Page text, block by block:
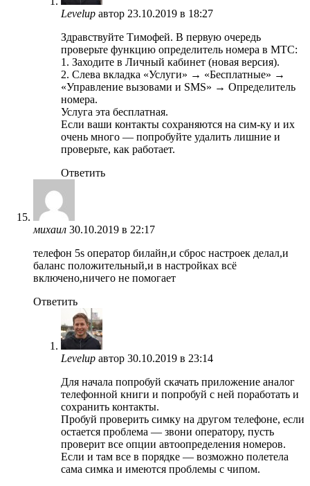
Levelup автор 23.10.2019 в 18:27
Здравствуйте Тимофей. В первую очередь
проверьте функцию определитель номера в МТС:
1. Заходите в Личный кабинет (новая версия).
2. Слева вкладка «Услуги» → «Бесплатные» →
«Управление вызовами и SMS» → Определитель
номера.
Услуга эта бесплатная.
Если ваши контакты сохраняются на сим-ку и их
очень много — попробуйте удалить лишние и
проверьте, как работает.
Ответить
михаил 30.10.2019 в 22:17
телефон 5s оператор билайн,и сброс настроек делал,и
баланс положительный,и в настройках всё
включено,ничего не помогает
Ответить
Levelup автор 30.10.2019 в 23:14
Для начала попробуй скачать приложение аналог
телефонной книги и попробуй с ней поработать и
сохранить контакты.
Пробуй проверить симку на другом телефоне, если
остается проблема — звони оператору, пусть
проверит все опции автоопределения номеров.
Если и там все в порядке — возможно полетела
сама симка и имеются проблемы с чипом.